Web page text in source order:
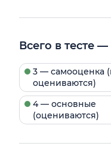
Всего в тесте
3 — самооценка
оцениваются)
4 — основные
(оцениваются)